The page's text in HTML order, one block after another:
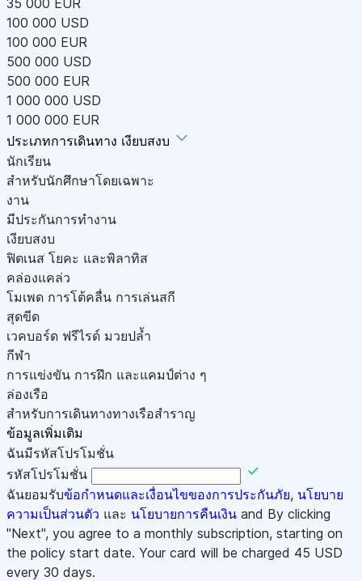
35 000 EUR
100 000 USD
100 000 EUR
500 000 USD
500 000 EUR
1 000 000 USD
1 000 000 EUR
ประเภทการเดินทาง เงียบสงบ
นักเรียน
สำหรับนักศึกษาโดยเฉพาะ
งาน
มีประกันการทำงาน
เงียบสงบ
ฟิตเนส โยคะ และพิลาทิส
คล่องแคล่ว
โมเพด การโต้คลื่น การเล่นสกี
สุดขีด
เวคบอร์ด ฟรีไรด์ มวยปล้ำ
กีฬา
การแข่งขัน การฝึก และแคมป์ต่าง ๆ
ล่องเรือ
สำหรับการเดินทางทางเรือสำราญ
ข้อมูลเพิ่มเติม
ฉันมีรหัสโปรโมชั่น
รหัสโปรโมชั่น
ฉันยอมรับข้อกำหนดและเงื่อนไขของการประกันภัย, นโยบาย
ความเป็นส่วนตัว และ นโยบายการคืนเงิน and By clicking
"Next", you agree to a monthly subscription, starting on
the policy start date. Your card will be charged 45 USD
every 30 days.